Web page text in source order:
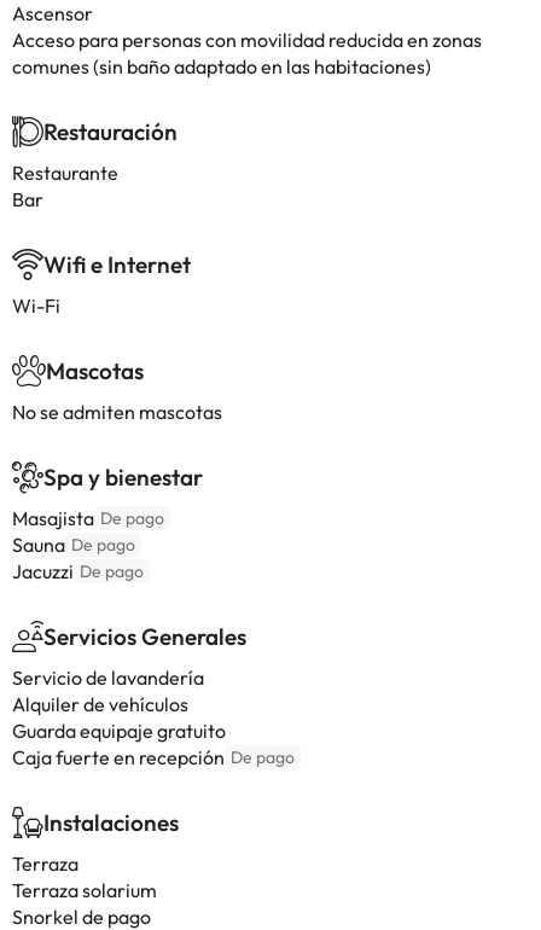
Ascensor
Acceso para personas con movilidad reducida en zonas
comunes (sin baño adaptado en las habitaciones)
Restauración
Restaurante
Bar
Wifi e Internet
Wi-Fi
Mascotas
No se admiten mascotas
Spa y bienestar
Masajista De pago
Sauna De pago
Jacuzzi De pago
Servicios Generales
Servicio de lavandería
Alquiler de vehículos
Guarda equipaje gratuito
Caja fuerte en recepción De pago
Instalaciones
Terraza
Terraza solarium
Snorkel de pago